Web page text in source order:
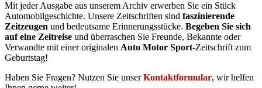
Mit jeder Ausgabe aus unserem Archiv erwerben Sie ein Stück
Automobilgeschichte. Unsere Zeitschriften sind faszinierende
Zeitzeugen und bedeutsame Erinnerungsstücke. Begeben Sie sich
auf eine Zeitreise und überraschen Sie Freunde, Bekannte oder
Verwandte mit einer originalen Auto Motor Sport-Zeitschrift zum
Geburtstag!
Haben Sie Fragen? Nutzen Sie unserKontaktformular, wir helfen